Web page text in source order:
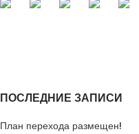
ПОСЛЕДНИЕ ЗАПИСИ
План перехода размещен!